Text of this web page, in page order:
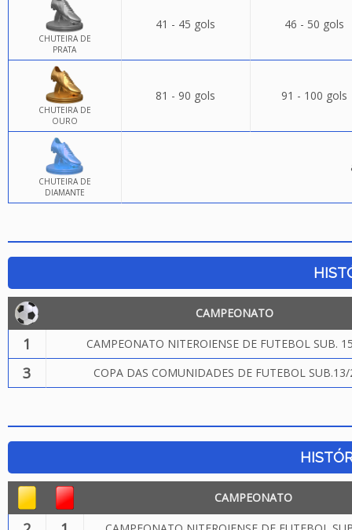
CHUTEIRA DE
PRATA
41 - 45 gols 46 - 50 gols
CHUTEIRA DE
OURO
81 - 90 gols 91 - 100 gols
CHUTEIRA DE
DIAMANTE
CAMPEONATO
1 CAMPEONATO NITEROIENSE DE FUTEBOL SUB.
3 COPA DAS COMUNIDADES DE FUTEBOL
CAMPEONATO